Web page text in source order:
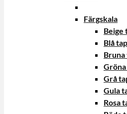
Färgskala
Beige
Blå
Grå
Gula
Rosa